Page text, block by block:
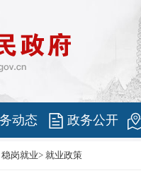
动态 政务公开
稳岗就业> 就业政策